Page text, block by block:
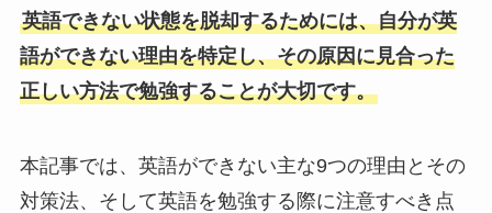
英語できない状態を脱却するためには、自分が英
語ができない理由を特定し、その原因に見合った
正しい方法で勉強することが大切です。
本記事では、英語ができない主な9つの理由とその
対策法、そして英語を勉強する際に注意すべき点